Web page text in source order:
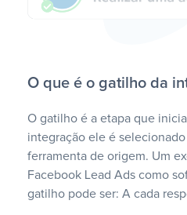
O que é o gatilho da
O gatilho é a etapa que
integração ele é
ferramenta de origem. Um
Facebook Lead Ads como
gatilho pode ser: A cada